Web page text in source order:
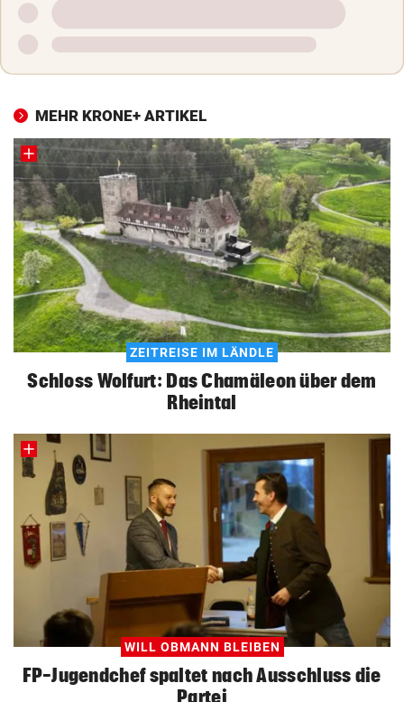
MEHR KRONE+ ARTIKEL
ZEITREISE IM LÄNDLE
Schloss Wolfurt: Das Chamäleon über dem
Rheintal
WILL OBMANN BLEIBEN
FP-Jugendchef spaltet nach Ausschluss die
Partei